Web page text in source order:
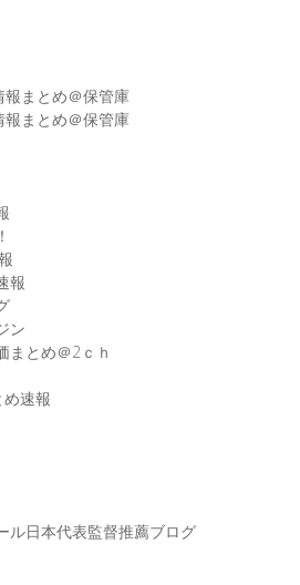
報まとめ＠保管庫
報まとめ＠保管庫
報
ン
まとめ＠2ｃｈ
速報
ル日本代表監督推薦ブログ